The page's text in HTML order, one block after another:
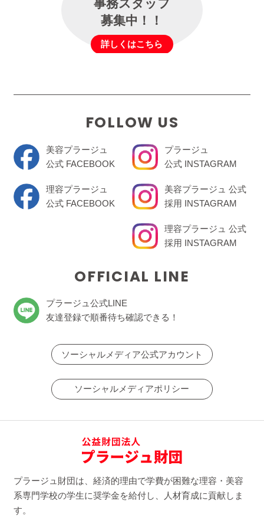
事務スタッフ
募集中！！
詳しくはこちら
FOLLOW US
美容プラージュ
公式 FACEBOOK
理容プラージュ
公式 FACEBOOK
プラージュ
公式 INSTAGRAM
美容プラージュ 公式
採用 INSTAGRAM
理容プラージュ 公式
採用 INSTAGRAM
OFFICIAL LINE
プラージュ公式LINE
友達登録で順番待ち確認できる！
ソーシャルメディア公式アカウント
ソーシャルメディアポリシー
プラージュ財団は、経済的理由で学費が困難な理容・美容
系専門学校の学生に奨学金を給付し、人材育成に貢献しま
す。